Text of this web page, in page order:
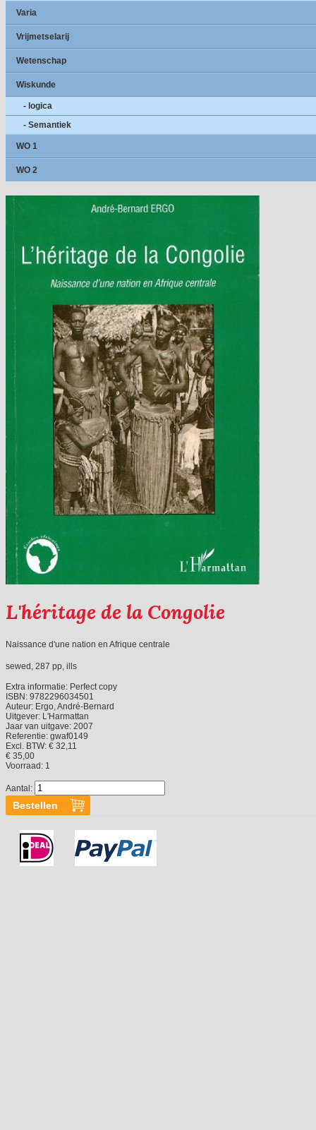
Varia
Vrijmetselarij
Wetenschap
Wiskunde
- logica
- Semantiek
WO 1
WO 2
L'héritage de la Congolie
Naissance d'une nation en Afrique centrale
sewed, 287 pp, ills
Extra informatie: Perfect copy
ISBN: 9782296034501
Auteur: Ergo, André-Bernard
Uitgever: L'Harmattan
Jaar van uitgave: 2007
Referentie: gwaf0149
Excl. BTW: € 32,11
€ 35,00
Voorraad: 1
Aantal: